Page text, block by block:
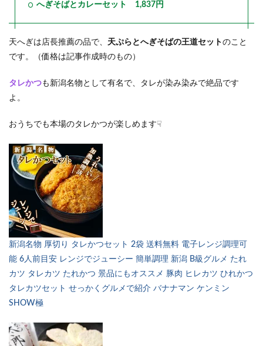
へぎそばとカレーセット 1,837円
天へぎは店長推薦の品で、 天ぷらとへぎそばの王道セットのこと
です。（価格は記事作成時のもの）
タレかつも新潟名物として有名で、タレが染み染みで絶品です
よ。
おうちでも本場のタレかつが楽しめます☟
新潟名物 厚切り タレかつセット 2袋 送料無料 電子レンジ調理可
能 6人前目安 レンジでジューシー 簡単調理 新潟 B級グルメ たれ
カツ タレカツ たれかつ 景品にもオススメ 豚肉 ヒレカツ ひれかつ
タレカツセット せっかくグルメで紹介 バナナマン ケンミン
SHOW極